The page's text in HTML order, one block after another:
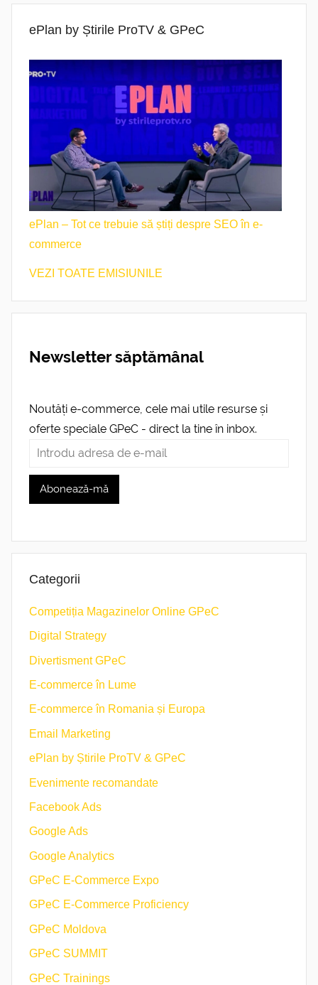
ePlan by Știrile ProTV & GPeC
ePlan – Tot ce trebuie să știți despre SEO în e-
commerce
VEZI TOATE EMISIUNILE
Newsletter săptămânal
Noutăți e-commerce, cele mai utile resurse și
oferte speciale GPeC - direct la tine în inbox.
Categorii
Competiția Magazinelor Online GPeC
Digital Strategy
Divertisment GPeC
E-commerce în Lume
E-commerce în Romania și Europa
Email Marketing
ePlan by Știrile ProTV & GPeC
Evenimente recomandate
Facebook Ads
Google Ads
Google Analytics
GPeC E-Commerce Expo
GPeC E-Commerce Proficiency
GPeC Moldova
GPeC SUMMIT
GPeC Trainings